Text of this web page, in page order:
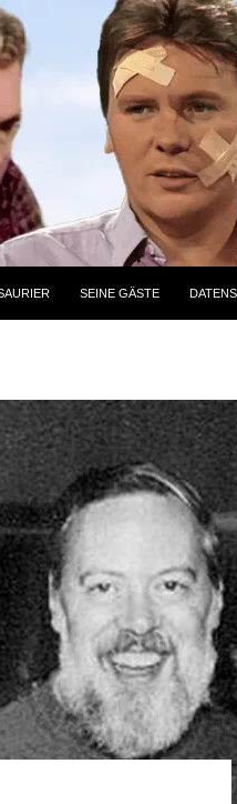
SEINE GÄSTE